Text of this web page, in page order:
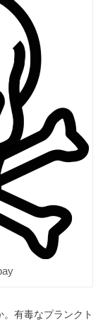
有毒なプランクト